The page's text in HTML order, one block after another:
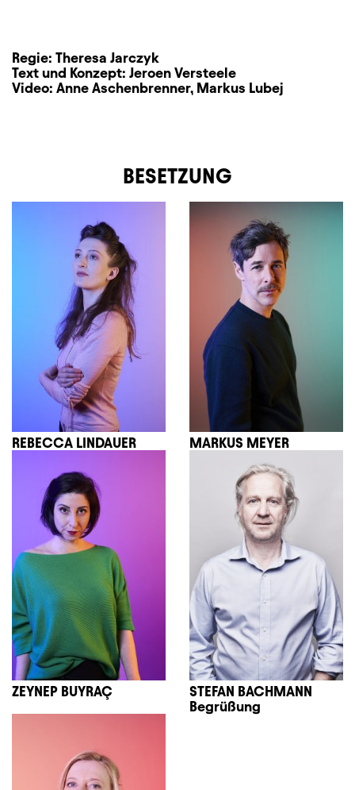
Regie: Theresa Jarczyk
Text und Konzept: Jeroen Versteele
Video: Anne Aschenbrenner, Markus Lubej
BESETZUNG
REBECCA LINDAUER MARKUS MEYER
ZEYNEP BUYRAÇ
STEFAN BACHMANN
Begrüßung